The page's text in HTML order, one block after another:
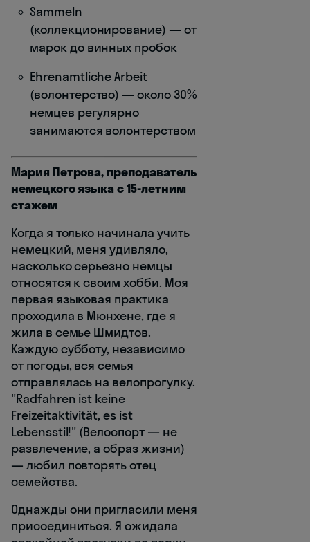
Sammeln
(коллекционирование) — от
марок до винных пробок
Ehrenamtliche Arbeit
(волонтерство) — около 30%
немцев регулярно
занимаются волонтерством
Мария Петрова, преподаватель
немецкого языка с 15-летним
стажем
Когда я только начинала учить
немецкий, меня удивляло,
насколько серьезно немцы
относятся к своим хобби. Моя
первая языковая практика
проходила в Мюнхене, где я
жила в семье Шмидтов.
Каждую субботу, независимо
от погоды, вся семья
отправлялась на велопрогулку.
"Radfahren ist keine
Freizeitaktivität, es ist
Lebensstil!" (Велоспорт — не
развлечение, а образ жизни)
— любил повторять отец
семейства.
Однажды они пригласили меня
присоединиться. Я ожидала